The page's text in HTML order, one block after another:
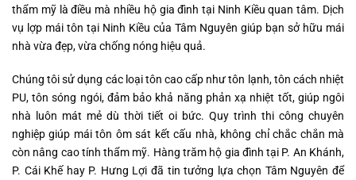
thẩm mỹ là điều mà nhiều hộ gia đình tại Ninh Kiều quan tâm. Dịch
vụ lợp mái tôn tại Ninh Kiều của Tâm Nguyên giúp bạn sở hữu mái
nhà vừa đẹp, vừa chống nóng hiệu quả.
Chúng tôi sử dụng các loại tôn cao cấp như tôn lạnh, tôn cách nhiệt
PU, tôn sóng ngói, đảm bảo khả năng phản xạ nhiệt tốt, giúp ngôi
nhà luôn mát mẻ dù thời tiết oi bức. Quy trình thi công chuyên
nghiệp giúp mái tôn ôm sát kết cấu nhà, không chỉ chắc chắn mà
còn nâng cao tính thẩm mỹ. Hàng trăm hộ gia đình tại P. An Khánh,
P. Cái Khế hay P. Hưng Lợi đã tin tưởng lựa chọn Tâm Nguyên để